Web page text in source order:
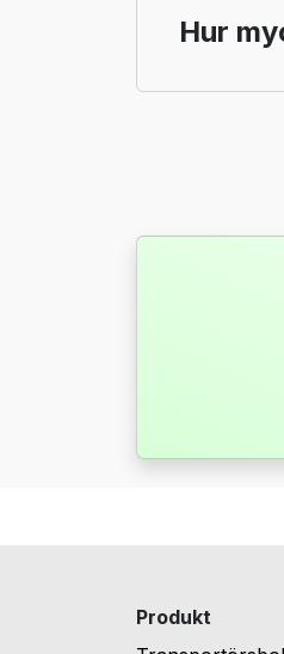
Hur
Produkt